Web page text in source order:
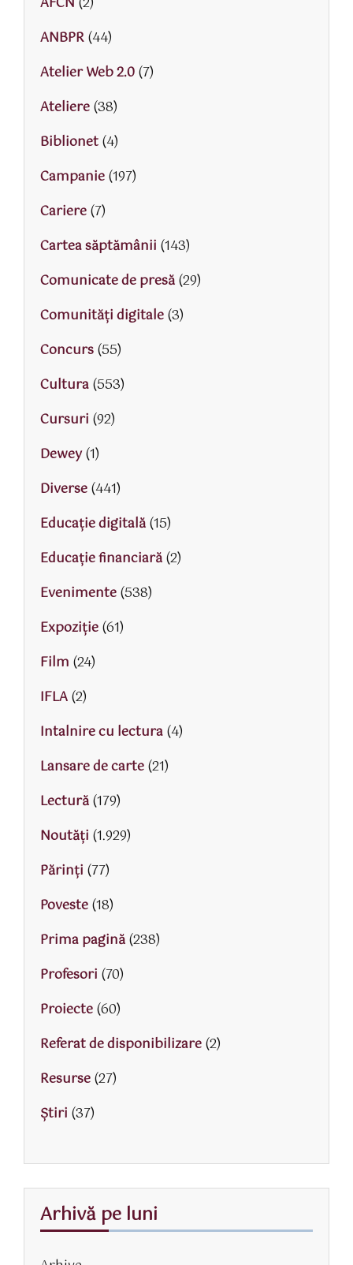
ANBPR(44)
Atelier Web 2.0(7)
Ateliere(38)
Biblionet(4)
Campanie(197)
Cariere(7)
Cartea săptămânii (143)
Comunicate de presă(29)
Comunități digitale(3)
Concurs(55)
Cultura(553)
Cursuri (92)
Dewey(1)
Diverse(441)
Educaţie digitală(15)
Educaţie financiară(2)
Evenimente(538)
Expoziție(61)
Film (24)
IFLA(2)
Intalnire cu lectura(4)
Lansare de carte(21)
Lectură(179)
Noutăți (1.929)
Părinţi (77)
Poveste(18)
Prima pagină(238)
Profesori (70)
Proiecte(60)
Referat de disponibilizare(2)
Resurse(27)
Știri (37)
Arhivă pe luni